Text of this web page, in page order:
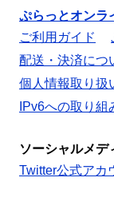
ぷらっとオンラ
ご利用ガイド
配送・決済につ
個人情報取り扱
IPv6への取り組
ソーシャルメデ
Twitter公式アカ